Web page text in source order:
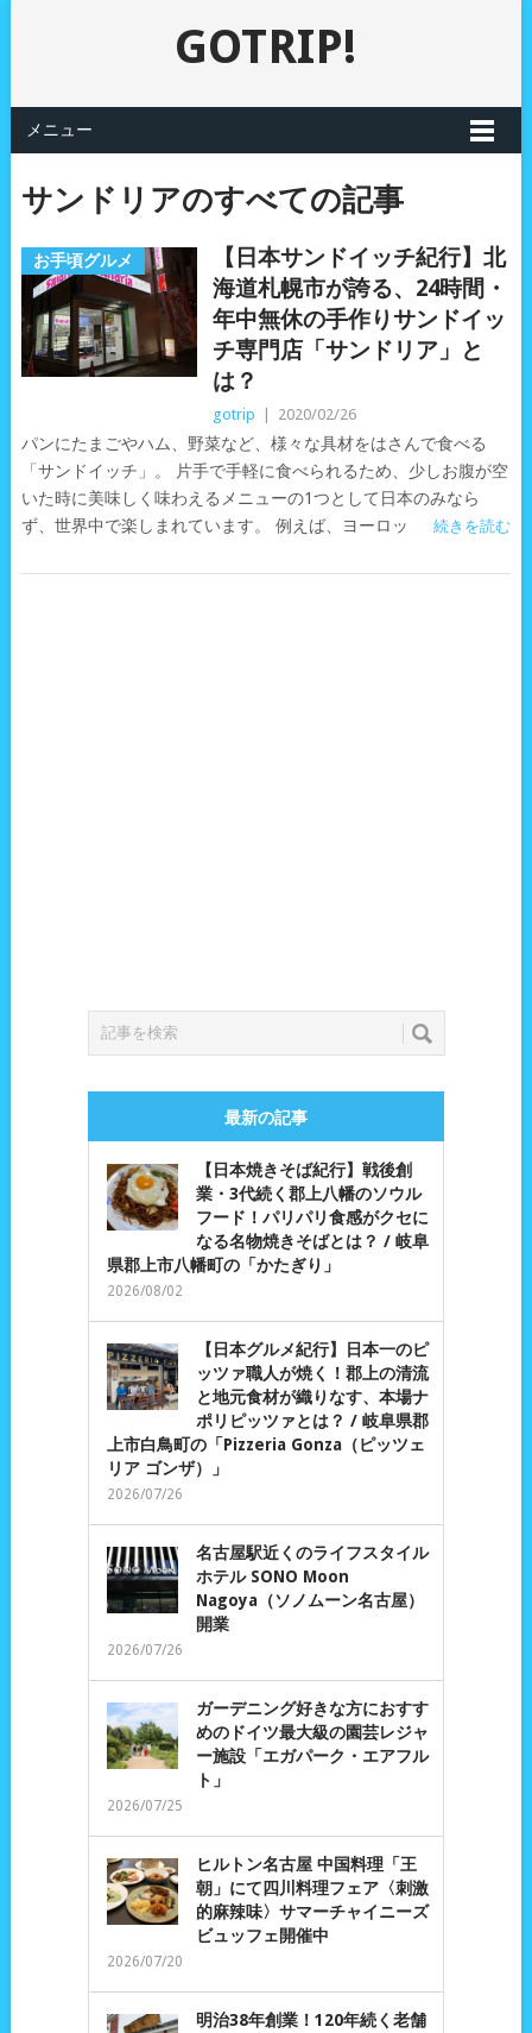
GOTRIP!
メニュー
サンドリアのすべての記事
お手頃グルメ
【日本サンドイッチ紀行】北
海道札幌市が誇る、24時間・
年中無休の手作りサンドイッ
チ専門店「サンドリア」と
は？
gotrip 2020/02/26
パンにたまごやハム、野菜など、様々な具材をはさんで食べる
「サンドイッチ」。 片手で手軽に食べられるため、少しお腹が空
いた時に美味しく味わえるメニューの1つとして日本のみなら
ず、世界中で楽しまれています。 例えば、ヨーロッ
続きを読む
最新の記事
【日本焼きそば紀行】戦後創
業・3代続く郡上八幡のソウル
フード！パリパリ食感がクセに
なる名物焼きそばとは？ / 岐阜
県郡上市八幡町の「かたぎり」
2026/08/02
【日本グルメ紀行】日本一のピ
ッツァ職人が焼く！郡上の清流
と地元食材が織りなす、本場ナ
ポリピッツァとは？ / 岐阜県郡
上市白鳥町の「Pizzeria Gonza（ピッツェ
リア ゴンザ）」
2026/07/26
名古屋駅近くのライフスタイル
ホテル SONO Moon
Nagoya（ソノムーン名古屋）
開業
2026/07/26
ガーデニング好きな方におすす
めのドイツ最大級の園芸レジャ
ー施設「エガパーク・エアフル
ト」
2026/07/25
ヒルトン名古屋 中国料理「王
朝」にて四川料理フェア〈刺激
的麻辣味〉サマーチャイニーズ
ビュッフェ開催中
2026/07/20
明治38年創業！120年続く老舗